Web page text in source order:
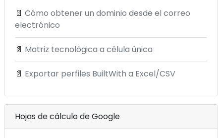
📄 Cómo obtener un dominio desde el correo
electrónico
📄 Matriz tecnológica a célula única
📄 Exportar perfiles BuiltWith a Excel/CSV
Hojas de cálculo de Google